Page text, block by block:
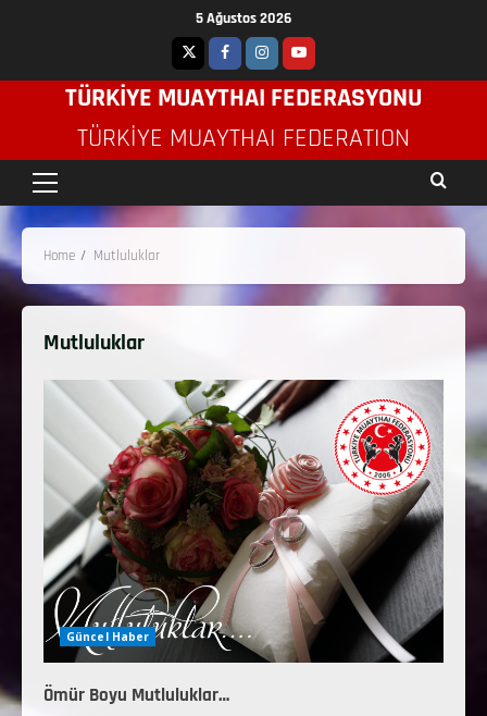
5 Ağustos 2026
TÜRKİYE MUAYTHAI FEDERASYONU
TÜRKIYE MUAYTHAI FEDERATION
Home Mutluluklar
Mutluluklar
Güncel Haber
Ömür Boyu Mutluluklar…